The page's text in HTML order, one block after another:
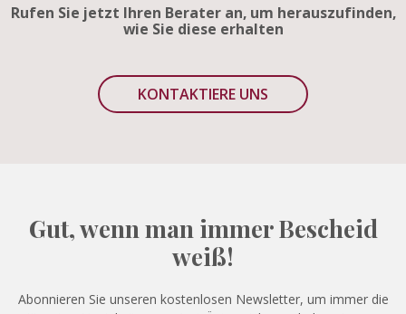
Rufen Sie jetzt Ihren Berater an, um herauszufinden,
wie Sie diese erhalten
KONTAKTIERE UNS
Gut, wenn man immer Bescheid
weiß!
Abonnieren Sie unseren kostenlosen Newsletter, um immer die